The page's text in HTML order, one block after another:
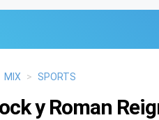
MIX > SPORTS
y Roman